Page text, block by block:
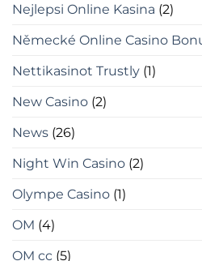
Nejlepsi Online Kasina (2)
Německé Online Casino
Nettikasinot Trustly (1)
New Casino (2)
News (26)
Night Win Casino (2)
Olympe Casino (1)
OM (4)
OM cc (5)